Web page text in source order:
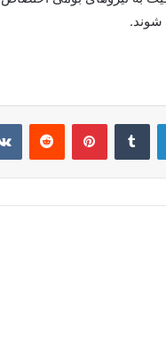
شوند.
لینکدین ‫تامبلر پینترست